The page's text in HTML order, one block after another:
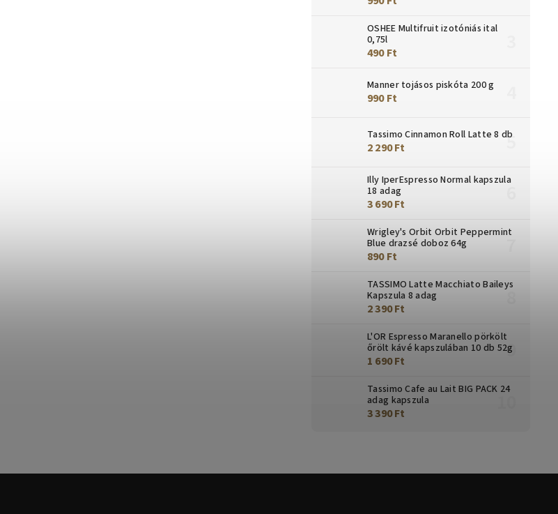
OSHEE Multifruit izotóniás ital
0,75l
490 Ft
Manner tojásos piskóta 200 g
990 Ft
Tassimo Cinnamon Roll Latte 8 db
2 290 Ft
Illy IperEspresso Normal kapszula
18 adag
3 690 Ft
Wrigley's Orbit Orbit Peppermint
Blue drazsé doboz 64g
890 Ft
TASSIMO Latte Macchiato Baileys
Kapszula 8 adag
2 390 Ft
L'OR Espresso Maranello pörkölt
őrölt kávé kapszulában 10 db 52g
1 690 Ft
Tassimo Cafe au Lait BIG PACK 24
adag kapszula
3 390 Ft